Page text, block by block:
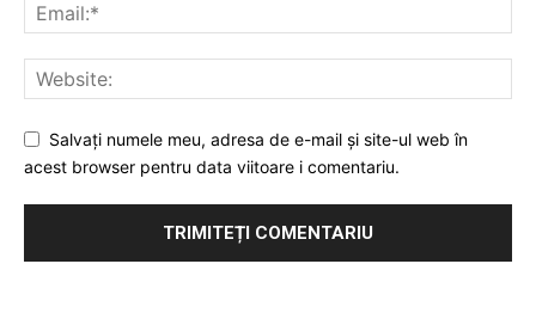
Salvați numele meu, adresa de e-mail și site-ul web în
acest browser pentru data viitoare i comentariu.